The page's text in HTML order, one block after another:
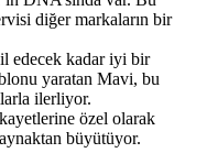
diğer markaların bir
edecek kadar iyi bir
yaratan Mavi, bu
ilerliyor.
özel olarak
büyütüyor.